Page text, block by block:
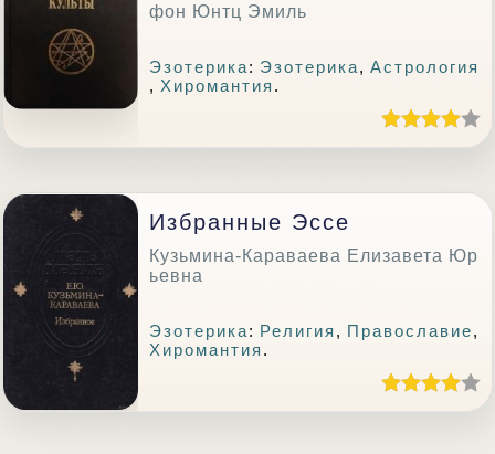
фон Юнтц Эмиль
Эзотерика: Эзотерика,Астрология
, Хиромантия .
Избранные Эссе
Кузьмина-Караваева Елизавета Юр
ьевна
Эзотерика: Религия , Православие,
Хиромантия .